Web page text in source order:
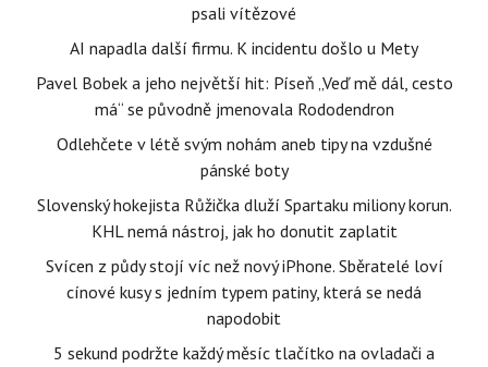
psali vítězové
AI napadla další firmu. K incidentu došlo u Mety
Pavel Bobek a jeho největší hit: Píseň „Veď mě dál, cesto
má“ se původně jmenovala Rododendron
Odlehčete v létě svým nohám aneb tipy na vzdušné
pánské boty
Slovenský hokejista Růžička dluží Spartaku miliony korun.
KHL nemá nástroj, jak ho donutit zaplatit
Svícen z půdy stojí víc než nový iPhone. Sběratelé loví
cínové kusy s jedním typem patiny, která se nedá
napodobit
5 sekund podržte každý měsíc tlačítko na ovladači a